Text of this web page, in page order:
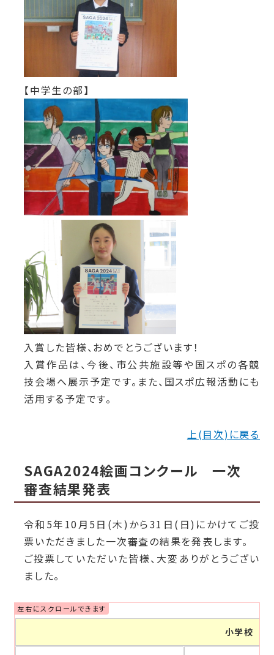
【中学生の部】
入賞した皆様、おめでとうございます！
入賞作品は、今後、市公共施設等や国スポの各競
技会場へ展示予定です。また、国スポ広報活動にも
活用する予定です。
上(目次)に戻る
SAGA2024絵画コンクール 一次
審査結果発表
令和5年10月5日(木)から31日(日)にかけてご投
票いただきました一次審査の結果を発表します。
ご投票していただいた皆様、大変ありがとうござい
ました。
小学校 低